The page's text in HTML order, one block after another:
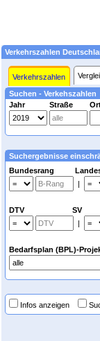
Verkehrszahlen
Verkehrszahlen
Suchen - Verkehszahlen
Jahr
Straße
Suchergebnisse
Bundesrang
|
DTV SV
|
Bedarfsplan (BPL)-
Infos anzeigen